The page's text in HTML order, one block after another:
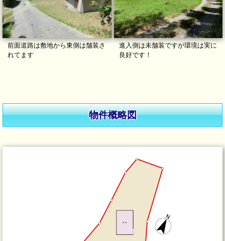
前面道路は敷地から東側は舗装さ
れてます
進入側は未舗装ですが環境は実に
良好です！
物件概略図